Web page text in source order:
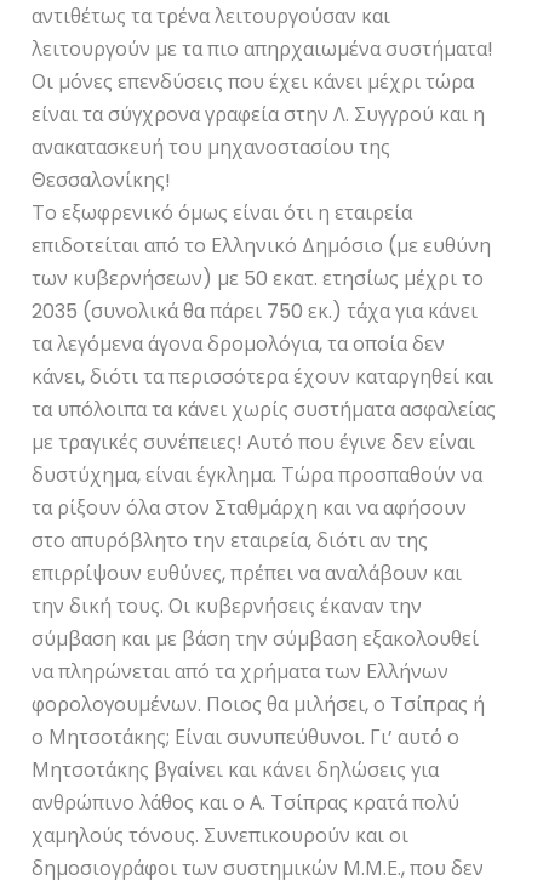
αντιθέτως τα τρένα λειτουργούσαν και
λειτουργούν με τα πιο απηρχαιωμένα συστήματα!
Οι μόνες επενδύσεις που έχει κάνει μέχρι τώρα
είναι τα σύγχρονα γραφεία στην Λ. Συγγρού και η
ανακατασκευή του μηχανοστασίου της
Θεσσαλονίκης!
Το εξωφρενικό όμως είναι ότι η εταιρεία
επιδοτείται από το Ελληνικό Δημόσιο (με ευθύνη
των κυβερνήσεων) με 50 εκατ. ετησίως μέχρι το
2035 (συνολικά θα πάρει 750 εκ.) τάχα για κάνει
τα λεγόμενα άγονα δρομολόγια, τα οποία δεν
κάνει, διότι τα περισσότερα έχουν καταργηθεί και
τα υπόλοιπα τα κάνει χωρίς συστήματα ασφαλείας
με τραγικές συνέπειες! Αυτό που έγινε δεν είναι
δυστύχημα, είναι έγκλημα. Τώρα προσπαθούν να
τα ρίξουν όλα στον Σταθμάρχη και να αφήσουν
στο απυρόβλητο την εταιρεία, διότι αν της
επιρρίψουν ευθύνες, πρέπει να αναλάβουν και
την δική τους. Οι κυβερνήσεις έκαναν την
σύμβαση και με βάση την σύμβαση εξακολουθεί
να πληρώνεται από τα χρήματα των Ελλήνων
φορολογουμένων. Ποιος θα μιλήσει, ο Τσίπρας ή
ο Μητσοτάκης; Είναι συνυπεύθυνοι. Γι’ αυτό ο
Μητσοτάκης βγαίνει και κάνει δηλώσεις για
ανθρώπινο λάθος και ο Α. Τσίπρας κρατά πολύ
χαμηλούς τόνους. Συνεπικουρούν και οι
δημοσιογράφοι των συστημικών Μ.Μ.Ε., που δεν